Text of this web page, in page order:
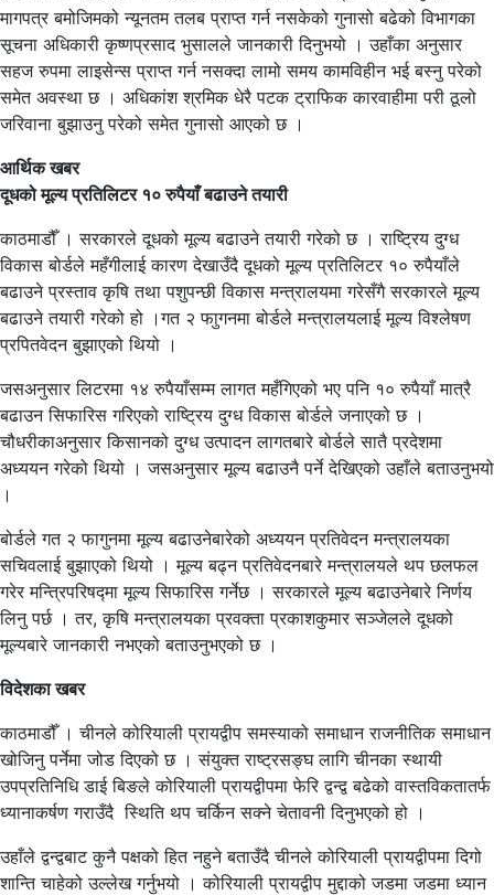
मागपत्र बमोजिमको न्यूनतम तलब प्राप्त गर्न नसकेको गुनासो बढेको विभागका
सूचना अधिकारी कृष्णप्रसाद भुसालले जानकारी दिनुभयो । उहाँका अनुसार
सहज रुपमा लाइसेन्स प्राप्त गर्न नसक्दा लामो समय कामविहीन भई बस्नु परेको
समेत अवस्था छ । अधिकांश श्रमिक धेरै पटक ट्राफिक कारवाहीमा परी ठूलो
जरिवाना बुझाउनु परेको समेत गुनासो आएको छ ।
आर्थिक खबर
दूधको मूल्य प्रतिलिटर १० रुपैयाँ बढाउने तयारी
काठमाडौँ । सरकारले दूधको मूल्य बढाउने तयारी गरेको छ । राष्ट्रिय दुग्ध
विकास बोर्डले महँगीलाई कारण देखाउँदै दूधको मूल्य प्रतिलिटर १० रुपैयाँले
बढाउने प्रस्ताव कृषि तथा पशुपन्छी विकास मन्त्रालयमा गरेसँगै सरकारले मूल्य
बढाउने तयारी गरेको हो ।गत २ फाुगनमा बोर्डले मन्त्रालयलाई मूल्य विश्लेषण
प्रपितवेदन बुझाएको थियो ।
जसअनुसार लिटरमा १४ रुपैयाँसम्म लागत महँगिएको भए पनि १० रुपैयाँ मात्रै
बढाउन सिफारिस गरिएको राष्ट्रिय दुग्ध विकास बोर्डले जनाएको छ ।
चौधरीकाअनुसार किसानको दुग्ध उत्पादन लागतबारे बोर्डले सातै प्रदेशमा
अध्ययन गरेको थियो । जसअनुसार मूल्य बढाउनै पर्ने देखिएको उहाँले बताउनुभयो
।
बोर्डले गत २ फागुनमा मूल्य बढाउनेबारेको अध्ययन प्रतिवेदन मन्त्रालयका
सचिवलाई बुझाएको थियो । मूल्य बढ्न प्रतिवेदनबारे मन्त्रालयले थप छलफल
गरेर मन्त्रिपरिषद्मा मूल्य सिफारिस गर्नेछ । सरकारले मूल्य बढाउनेबारे निर्णय
लिनु पर्छ । तर, कृषि मन्त्रालयका प्रवक्ता प्रकाशकुमार सञ्जेलले दूधको
मूल्यबारे जानकारी नभएको बताउनुभएको छ ।
विदेशका खबर
काठमाडौँ । चीनले कोरियाली प्रायद्वीप समस्याको समाधान राजनीतिक समाधान
खोजिनु पर्नेमा जोड दिएको छ । संयुक्त राष्ट्रसङ्घ लागि चीनका स्थायी
उपप्रतिनिधि डाई बिङले कोरियाली प्रायद्वीपमा फेरि द्वन्द्व बढेको वास्तविकतातर्फ
ध्यानाकर्षण गराउँदै स्थिति थप चर्किन सक्ने चेतावनी दिनुभएको हो ।
उहाँले द्वन्द्वबाट कुनै पक्षको हित नहुने बताउँदै चीनले कोरियाली प्रायद्वीपमा दिगो
शान्ति चाहेको उल्लेख गर्नुभयो । कोरियाली प्रायद्वीप मुद्दाको जडमा जडमा ध्यान